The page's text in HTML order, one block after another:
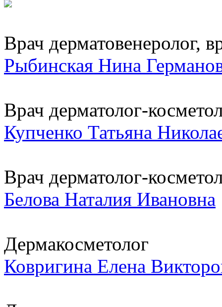
Врач дерматовенеролог,
Рыбинская Нина
Врач дерматолог-
Купченко Татьяна
Врач дерматолог-
Белова Наталия Ивановна
Дермакосметолог
Ковригина Елена